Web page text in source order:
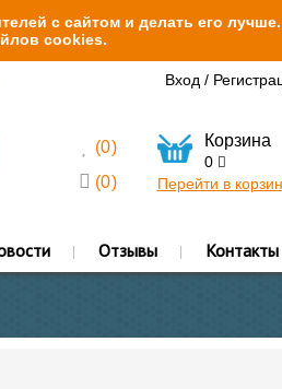
с сайтом и делать его лучше.
cookies.
Вход /
(0)
(0)
Корзина
0
Перейти в
Отзывы Контакты